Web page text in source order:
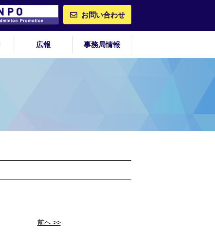
お問い合わせ
広報 事務局情報
前へ >>